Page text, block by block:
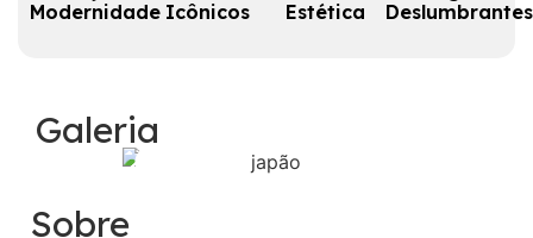
Modernidade Icônicos
Estética
Deslumbrantes
Sobre
Galeria